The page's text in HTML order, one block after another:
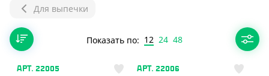
Для выпечки
Показать по: 12 24 48
АРТ. 22005 АРТ. 22006